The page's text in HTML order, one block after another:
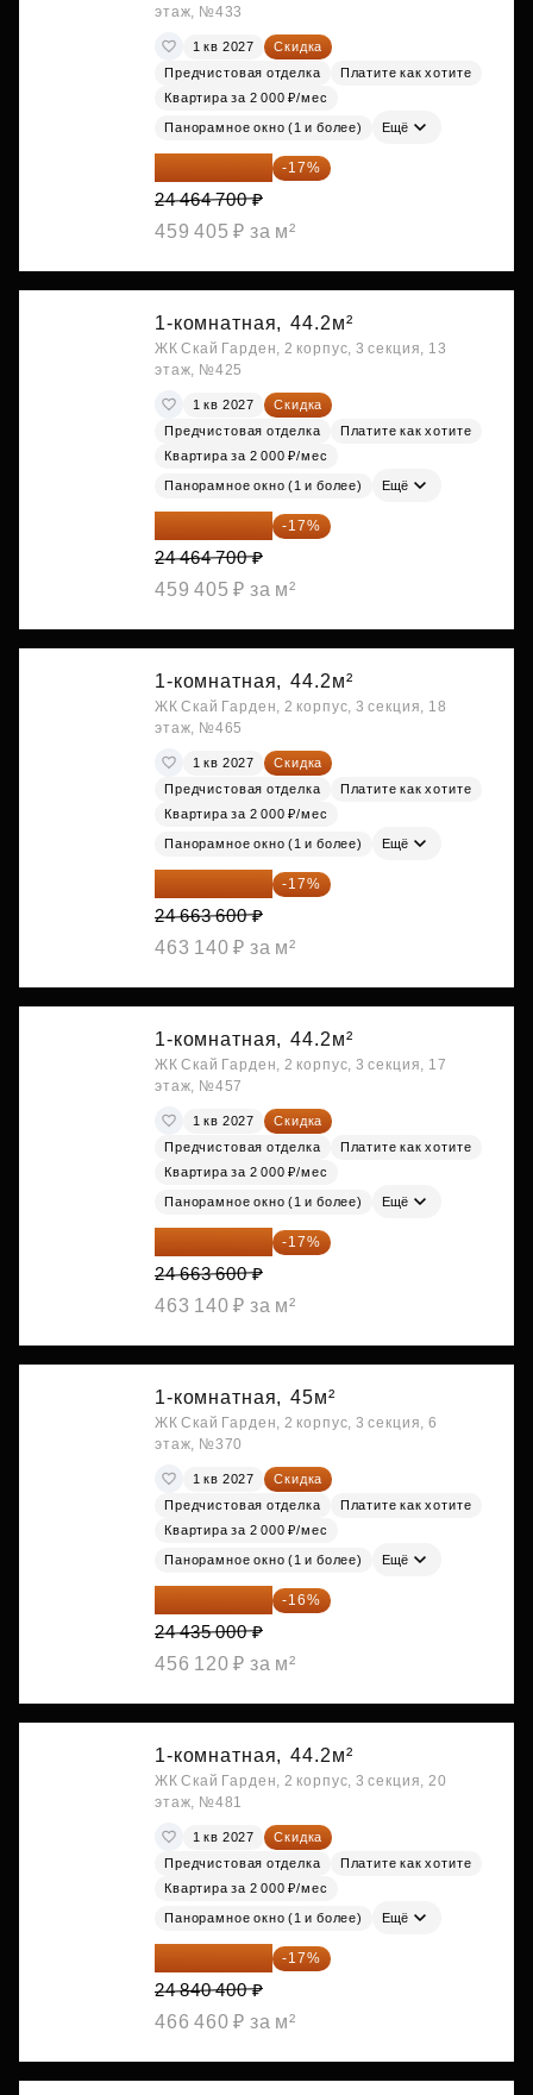
этаж, №433
1 кв 2027
Скидка
Предчистовая отделка
Платите как хотите
Квартира за 2 000 ₽/мес
Панорамное окно (1 и более) Ещё
20 305 701 ₽ -17%
24 464 700 ₽
459 405 ₽ за м²
1-комнатная, 44.2м²
ЖК Скай Гарден, 2 корпус, 3 секция, 13
этаж, №425
1 кв 2027
Скидка
Предчистовая отделка
Платите как хотите
Квартира за 2 000 ₽/мес
Панорамное окно (1 и более) Ещё
20 305 701 ₽ -17%
24 464 700 ₽
459 405 ₽ за м²
1-комнатная, 44.2м²
ЖК Скай Гарден, 2 корпус, 3 секция, 18
этаж, №465
1 кв 2027
Скидка
Предчистовая отделка
Платите как хотите
Квартира за 2 000 ₽/мес
Панорамное окно (1 и более) Ещё
20 470 788 ₽ -17%
24 663 600 ₽
463 140 ₽ за м²
1-комнатная, 44.2м²
ЖК Скай Гарден, 2 корпус, 3 секция, 17
этаж, №457
1 кв 2027
Скидка
Предчистовая отделка
Платите как хотите
Квартира за 2 000 ₽/мес
Панорамное окно (1 и более) Ещё
20 470 788 ₽ -17%
24 663 600 ₽
463 140 ₽ за м²
1-комнатная, 45м²
ЖК Скай Гарден, 2 корпус, 3 секция, 6
этаж, №370
1 кв 2027
Скидка
Предчистовая отделка
Платите как хотите
Квартира за 2 000 ₽/мес
Панорамное окно (1 и более) Ещё
20 525 400 ₽ -16%
24 435 000 ₽
456 120 ₽ за м²
1-комнатная, 44.2м²
ЖК Скай Гарден, 2 корпус, 3 секция, 20
этаж, №481
1 кв 2027
Скидка
Предчистовая отделка
Платите как хотите
Квартира за 2 000 ₽/мес
Панорамное окно (1 и более) Ещё
20 617 532 ₽ -17%
24 840 400 ₽
466 460 ₽ за м²